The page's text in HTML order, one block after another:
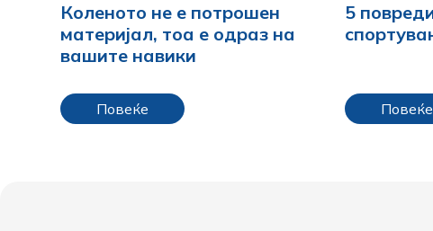
Коленото не е потрошен
материјал, тоа е одраз на
вашите навики
Повеќе
5
Повеќе